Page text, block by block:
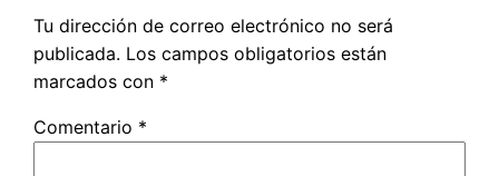
Tu dirección de correo electrónico no será
publicada. Los campos obligatorios están
marcados con *
Comentario *